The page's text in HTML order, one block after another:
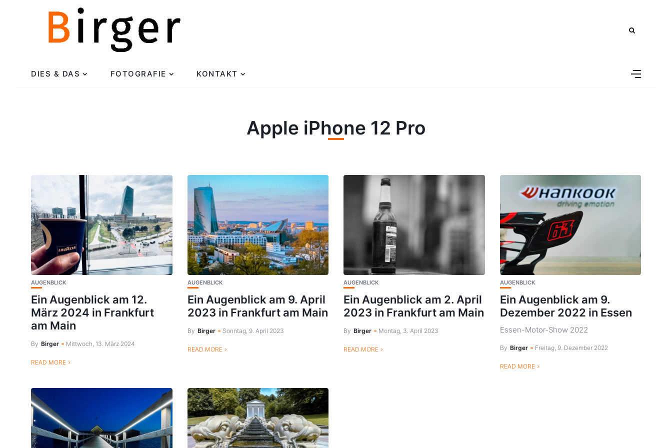
DIES & DAS FOTOGRAFIE KONTAKT
Apple iPhone 12 Pro
AUGENBLICK
Ein Augenblick am 12.
März 2024 in Frankfurt
am Main
By Birger Mittwoch, 13. März 2024
READ MORE
AUGENBLICK
Ein Augenblick am 9. April
2023 in Frankfurt am Main
By Birger Sonntag, 9. April 2023
READ MORE
AUGENBLICK
Ein Augenblick am 2. April
2023 in Frankfurt am Main
By Birger Montag, 3. April 2023
READ MORE
AUGENBLICK
Ein Augenblick am 9.
Dezember 2022 in Essen
Essen-Motor-Show 2022
By Birger Freitag, 9. Dezember 2022
READ MORE